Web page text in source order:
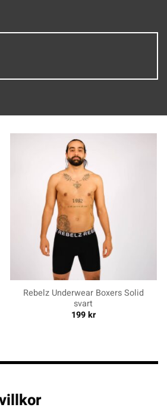
Rebelz Underwear Boxers Solid
svart
199kr